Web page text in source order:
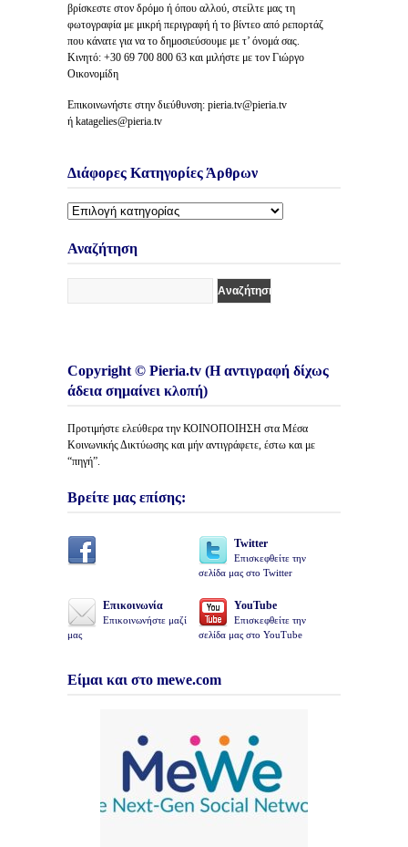
βρίσκεστε στον δρόμο ή όπου αλλού, στείλτε μας τη
φωτογραφία με μικρή περιγραφή ή το βίντεο από ρεπορτάζ
που κάνατε για να το δημοσιεύσουμε με τ’ όνομά σας.
Κινητό: +30 69 700 800 63 και μιλήστε με τον Γιώργο
Οικονομίδη
Επικοινωνήστε στην διεύθυνση: pieria.tv@pieria.tv
ή katagelies@pieria.tv
Διάφορες Κατηγορίες Άρθρων
Διάφορες
Άρθρων
Αναζήτηση
Copyright © Pieria.tv (Η αντιγραφή δίχως
άδεια σημαίνει κλοπή)
Προτιμήστε ελεύθερα την ΚΟΙΝΟΠΟΙΗΣΗ στα Μέσα
Κοινωνικής Δικτύωσης και μήν αντιγράφετε, έστω και με
“πηγή”.
Βρείτε μας επίσης:
Twitter
Επισκεφθείτε την
σελίδα μας στο Twitter
Επικοινωνία
Επικοινωνήστε μαζί
μας
YouTube
Επισκεφθείτε την
σελίδα μας στο YouTube
Είμαι και στο mewe.com